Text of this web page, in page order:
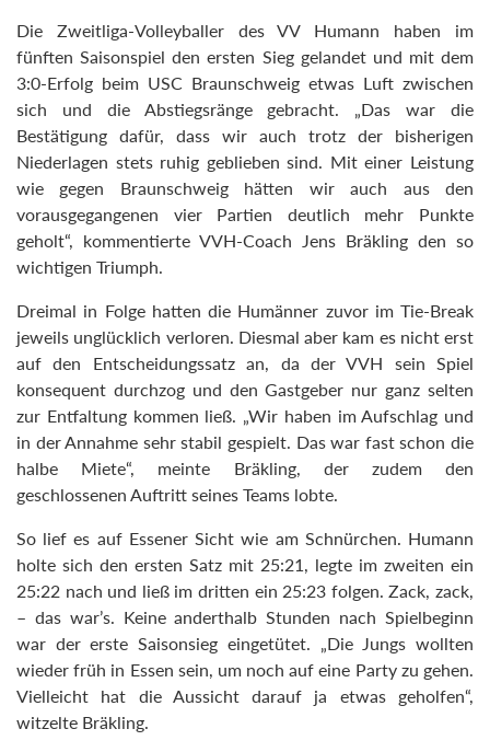
Die Zweitliga-Volleyballer des VV Humann haben im
fünften Saisonspiel den ersten Sieg gelandet und mit dem
3:0-Erfolg beim USC Braunschweig etwas Luft zwischen
sich und die Abstiegsränge gebracht. „Das war die
Bestätigung dafür, dass wir auch trotz der bisherigen
Niederlagen stets ruhig geblieben sind. Mit einer Leistung
wie gegen Braunschweig hätten wir auch aus den
vorausgegangenen vier Partien deutlich mehr Punkte
geholt“, kommentierte VVH-Coach Jens Bräkling den so
wichtigen Triumph.
Dreimal in Folge hatten die Humänner zuvor im Tie-Break
jeweils unglücklich verloren. Diesmal aber kam es nicht erst
auf den Entscheidungssatz an, da der VVH sein Spiel
konsequent durchzog und den Gastgeber nur ganz selten
zur Entfaltung kommen ließ. „Wir haben im Aufschlag und
in der Annahme sehr stabil gespielt. Das war fast schon die
halbe Miete“, meinte Bräkling, der zudem den
geschlossenen Auftritt seines Teams lobte.
So lief es auf Essener Sicht wie am Schnürchen. Humann
holte sich den ersten Satz mit 25:21, legte im zweiten ein
25:22 nach und ließ im dritten ein 25:23 folgen. Zack, zack,
– das war’s. Keine anderthalb Stunden nach Spielbeginn
war der erste Saisonsieg eingetütet. „Die Jungs wollten
wieder früh in Essen sein, um noch auf eine Party zu gehen.
Vielleicht hat die Aussicht darauf ja etwas geholfen“,
witzelte Bräkling.